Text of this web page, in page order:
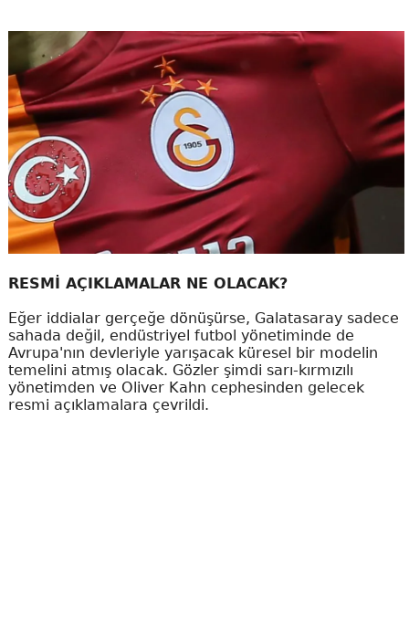
RESMİ AÇIKLAMALAR NE OLACAK?
Eğer iddialar gerçeğe dönüşürse, Galatasaray sadece
sahada değil, endüstriyel futbol yönetiminde de
Avrupa'nın devleriyle yarışacak küresel bir modelin
temelini atmış olacak. Gözler şimdi sarı-kırmızılı
yönetimden ve Oliver Kahn cephesinden gelecek
resmi açıklamalara çevrildi.